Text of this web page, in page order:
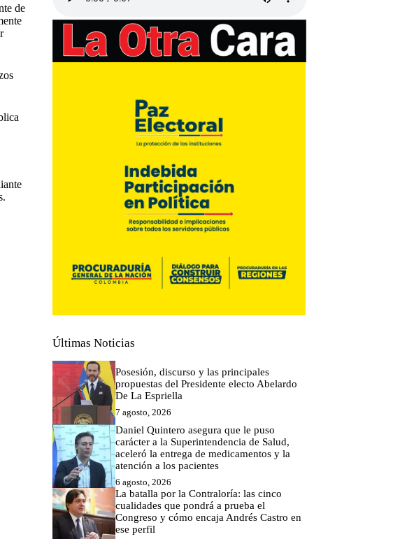
de
Últimas Noticias
Posesión, discurso y las principales
propuestas del Presidente electo Abelardo
De La Espriella
7 agosto, 2026
Daniel Quintero asegura que le puso
carácter a la Superintendencia de Salud,
aceleró la entrega de medicamentos y la
atención a los pacientes
6 agosto, 2026
La batalla por la Contraloría: las cinco
cualidades que pondrá a prueba el
Congreso y cómo encaja Andrés Castro en
ese perfil